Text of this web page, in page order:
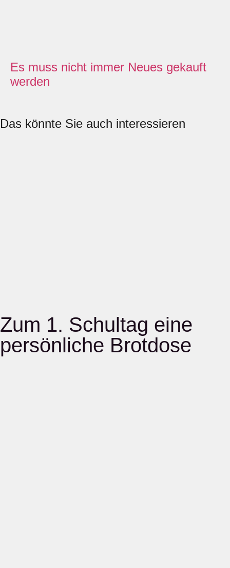
Es muss nicht immer Neues gekauft
werden
Das könnte Sie auch interessieren
Zum 1. Schultag eine
persönliche Brotdose